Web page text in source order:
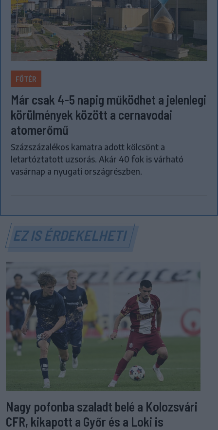
FŐTÉR
Már csak 4-5 napig működhet a jelenlegi
körülmények között a cernavodai
atomerőmű
Százszázalékos kamatra adott kölcsönt a
letartóztatott uzsorás. Akár 40 fok is várható
vasárnap a nyugati országrészben.
EZ IS ÉRDEKELHETI
Nagy pofonba szaladt belé a Kolozsvári
CFR, kikapott a Győr és a Loki is